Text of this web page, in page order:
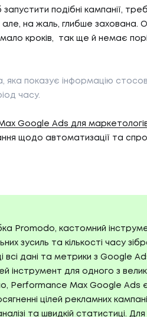
подібні кампанії,
на жаль, глибше захована.
кроків, так ще й немає
показує інформацію
часу.
Google Ads для
щодо автоматизації та
Promodo, кастомний
зусиль та кількості часу
дані та метрики з Google Ads
інструмент для одного з
Performance Max Google Ads
цілей рекламних
та швидкій статистиці.